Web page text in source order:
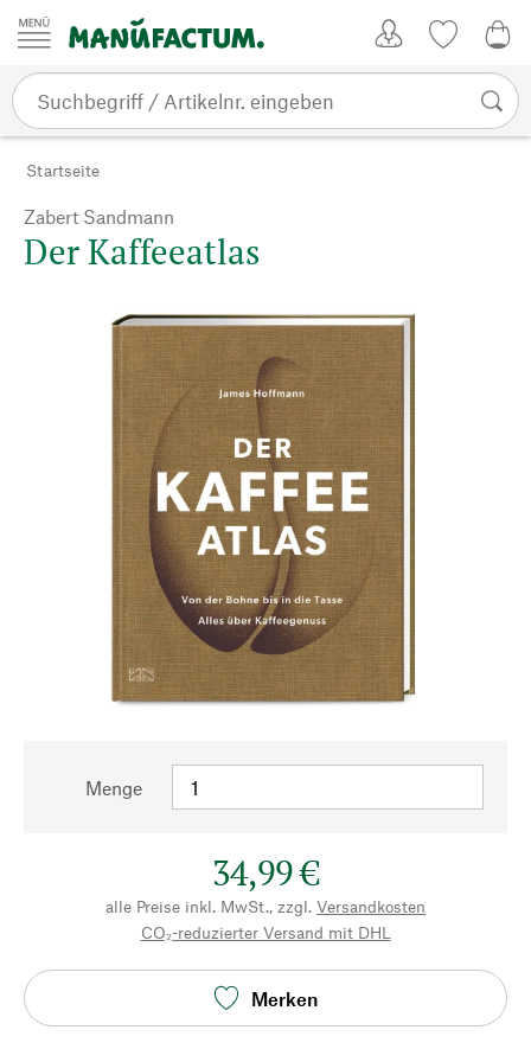
Zum Inhalt springen
Startseite
Zabert Sandmann
Der Kaffeeatlas
Menge
34,99 €
alle Preise inkl. MwSt., zzgl. Versandkosten
CO₂-reduzierter Versand mit DHL
Merken